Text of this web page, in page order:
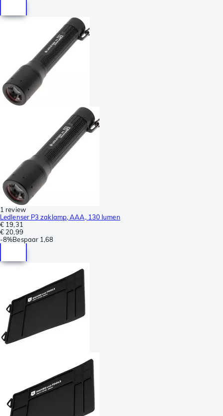
1 review
Ledlenser P3 zaklamp, AAA, 130 lumen
€ 19,31
€ 20,99
-8%Bespaar 1,68